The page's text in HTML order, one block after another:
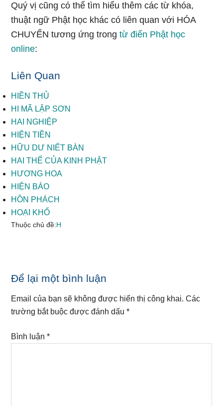
Quý vị cũng có thể tìm hiểu thêm các từ khóa,
thuật ngữ Phật học khác có liên quan với HÓA
CHUYỂN tương ứng trongtừ điển Phật học
online:
Liên Quan
HIỀN THỦ
HI MÃ LẬP SƠN
HAI NGHIỆP
HIỆN TIỀN
HỮU DƯ NIẾT BÀN
HAI THỂ CỦA KINH PHẬT
HƯƠNG HOA
HIỆN BÁO
HỒN PHÁCH
HOẠI KHỔ
Thuộc chủ đề:H
Reader
Interactions
Để lại một bình luận
Email của bạn sẽ không được hiển thị công khai. Các
trường bắt buộc được đánh dấu*
Bình luận*